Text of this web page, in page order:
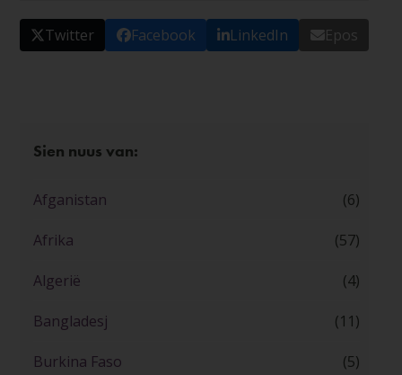
Twitter Facebook LinkedIn Epos
Sien nuus van:
Afganistan (6)
Afrika (57)
Algerië (4)
Bangladesj (11)
Burkina Faso (5)